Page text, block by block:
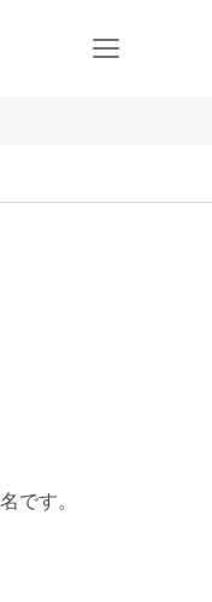
です。